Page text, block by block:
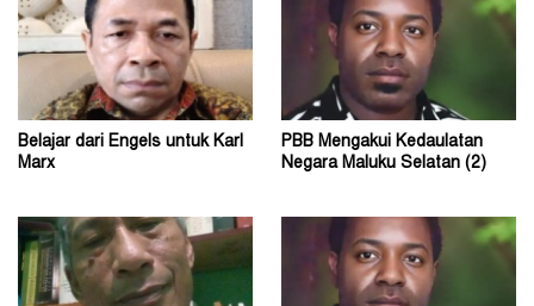
Belajar dari Engels untuk Karl
Marx
PBB Mengakui Kedaulatan
Negara Maluku Selatan (2)